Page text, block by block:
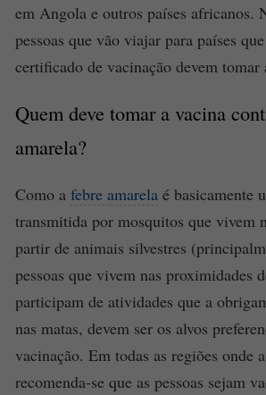
em Angola e outros países africanos.
pessoas que vão viajar para países
certificado de vacinação devem tomar
Quem deve tomar a vacina
amarela?
Como a febre amarela é basicamente
transmitida por mosquitos que vivem
partir de animais silvestres
pessoas que vivem nas proximidades
participam de atividades que a
nas matas, devem ser os alvos
vacinação. Em todas as regiões onde
recomenda-se que as pessoas sejam